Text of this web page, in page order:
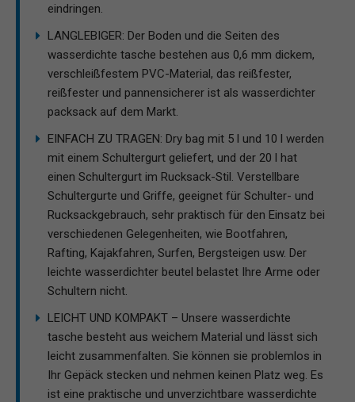
eindringen.
LANGLEBIGER: Der Boden und die Seiten des
wasserdichte tasche bestehen aus 0,6 mm dickem,
verschleißfestem PVC-Material, das reißfester,
reißfester und pannensicherer ist als wasserdichter
packsack auf dem Markt.
EINFACH ZU TRAGEN: Dry bag mit 5 l und 10 l werden
mit einem Schultergurt geliefert, und der 20 l hat
einen Schultergurt im Rucksack-Stil. Verstellbare
Schultergurte und Griffe, geeignet für Schulter- und
Rucksackgebrauch, sehr praktisch für den Einsatz bei
verschiedenen Gelegenheiten, wie Bootfahren,
Rafting, Kajakfahren, Surfen, Bergsteigen usw. Der
leichte wasserdichter beutel belastet Ihre Arme oder
Schultern nicht.
LEICHT UND KOMPAKT – Unsere wasserdichte
tasche besteht aus weichem Material und lässt sich
leicht zusammenfalten. Sie können sie problemlos in
Ihr Gepäck stecken und nehmen keinen Platz weg. Es
ist eine praktische und unverzichtbare wasserdichte